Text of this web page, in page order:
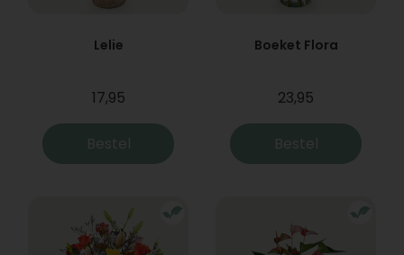
Lelie
17,95
Bestel
Boeket Flora
23,95
Bestel